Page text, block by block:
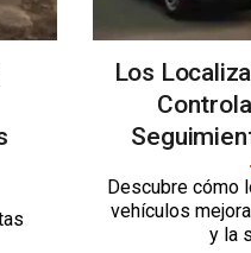
Los
Descubre cómo
vehículos
y la